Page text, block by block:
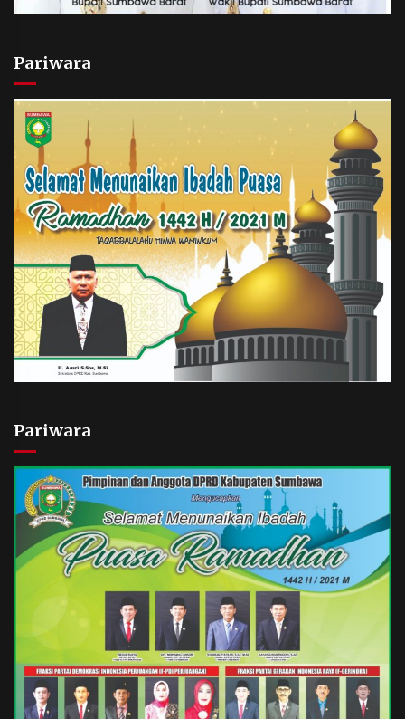
Pariwara
Pariwara